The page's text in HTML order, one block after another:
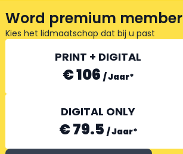
Word premium member
Kies het lidmaatschap dat bij u past
PRINT + DIGITAL
€ 106 /Jaar*
DIGITAL ONLY
€ 79.5 /Jaar*